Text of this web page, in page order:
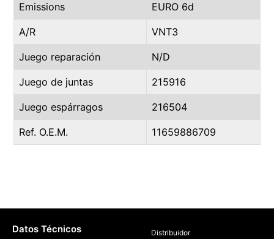
Emissions EURO 6d
A/R VNT3
Juego reparación N/D
Juego de juntas 215916
Juego espárragos 216504
Ref. O.E.M. 11659886709
Distribuidor
Datos Técnicos